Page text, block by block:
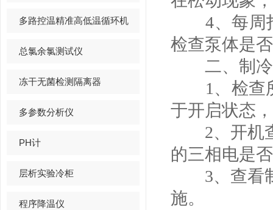
多路控温精准高低温循环机
总氯余氯测试仪
冻干无菌检测隔离器
多参数分析仪
PH计
层析实验冷柜
程序降温仪
4、每周打
检查泵体是
二、制冷
1、检查所
于开启状态
2、开机查
的三相电是
3、查看制
施。